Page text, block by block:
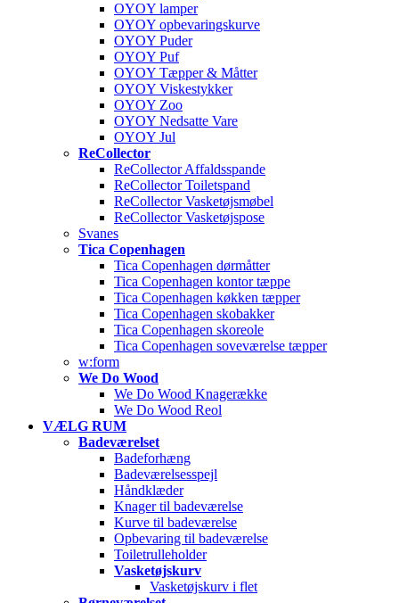
OYOY lamper
OYOY opbevaringskurve
OYOY Puder
OYOY Puf
OYOY Tæpper & Måtter
OYOY Viskestykker
OYOY Zoo
OYOY Nedsatte Vare
OYOY Jul
ReCollector
ReCollector Affaldsspande
ReCollector Toiletspand
ReCollector Vasketøjsmøbel
ReCollector Vasketøjspose
Svanes
Tica Copenhagen
Tica Copenhagen dørmåtter
Tica Copenhagen kontor tæppe
Tica Copenhagen køkken tæpper
Tica Copenhagen skobakker
Tica Copenhagen skoreole
Tica Copenhagen soveværelse tæpper
w:form
We Do Wood
We Do Wood Knagerække
We Do Wood Reol
VÆLG RUM
Badeværelset
Badeforhæng
Badeværelsesspejl
Håndklæder
Knager til badeværelse
Kurve til badeværelse
Opbevaring til badeværelse
Toiletrulleholder
Vasketøjskurv
Vasketøjskurv i flet